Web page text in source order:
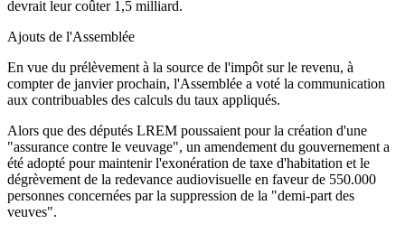
devrait leur coûter 1,5 milliard.
Ajouts de l'Assemblée
En vue du prélèvement à la source de l'impôt sur le revenu, à
compter de janvier prochain, l'Assemblée a voté la communication
aux contribuables des calculs du taux appliqués.
Alors que des députés LREM poussaient pour la création d'une
"assurance contre le veuvage", un amendement du gouvernement a
été adopté pour maintenir l'exonération de taxe d'habitation et le
dégrèvement de la redevance audiovisuelle en faveur de 550.000
personnes concernées par la suppression de la "demi-part des
veuves".